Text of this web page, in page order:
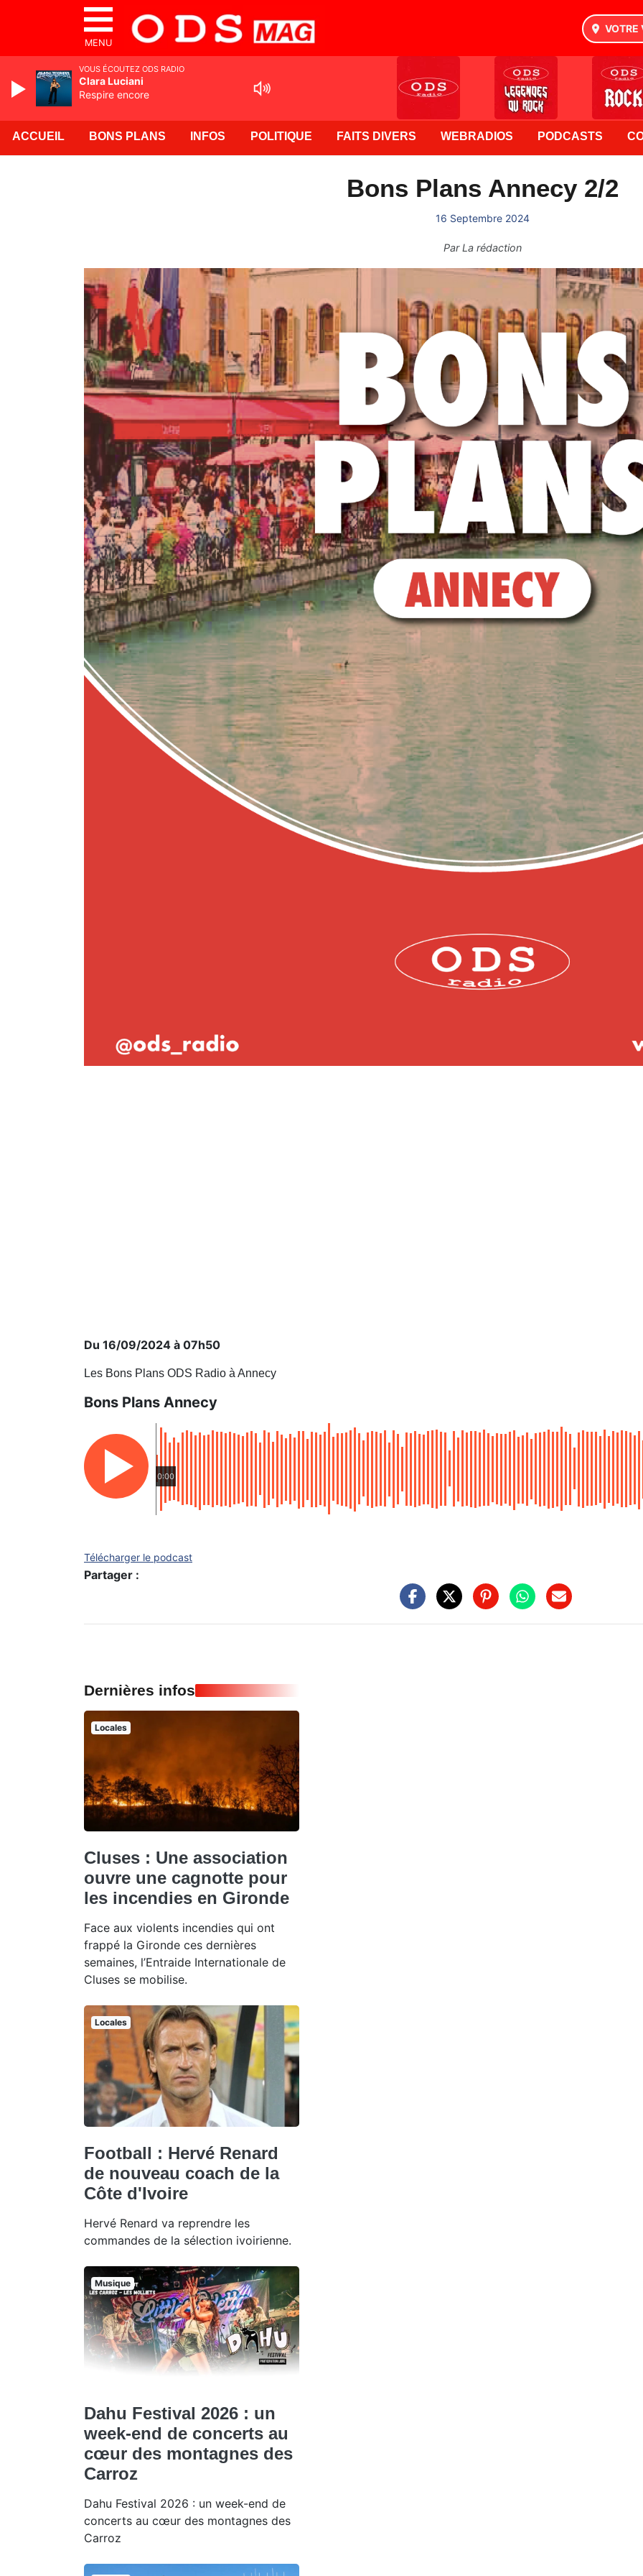
MENU
VOTRE
ACCUEIL BONS PLANS INFOS POLITIQUE FAITS DIVERS WEBRADIOS PODCASTS
Bons Plans Annecy 2/2
16 Septembre 2024
ParLa rédaction
Du 16/09/2024 à 07h50
Les Bons Plans ODS Radio à Annecy
Bons Plans Annecy
0:00
Télécharger le podcast
Partager :
Dernières infos
Locales
Cluses : Une association
ouvre une cagnotte pour
les incendies en Gironde
Face aux violents incendies qui ont
frappé la Gironde ces dernières
semaines, l’Entraide Internationale de
Cluses se mobilise.
Locales
Football : Hervé Renard
de nouveau coach de la
Côte d'Ivoire
Hervé Renard va reprendre les
commandes de la sélection ivoirienne.
Musique
Dahu Festival 2026 : un
week-end de concerts au
cœur des montagnes des
Carroz
Dahu Festival 2026 : un week-end de
concerts au cœur des montagnes des
Carroz
VOUS ÉCOUTEZ ODS RADIO
Clara Luciani
Respire encore